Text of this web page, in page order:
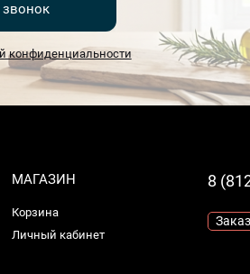
звонок
конфиденциальности
МАГАЗИН
Корзина
Личный кабинет
8